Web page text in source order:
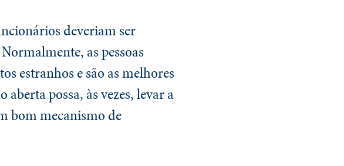
deveriam ser
as pessoas
estranhos e são as melhores
possa, às vezes, levar a
bom mecanismo de